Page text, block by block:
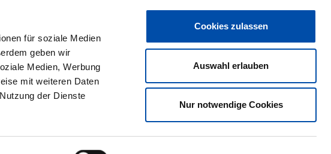
für soziale Medien
geben wir
Medien, Werbung
mit weiteren Daten
der Dienste
Cookies zulassen
Auswahl erlauben
Nur notwendige Cookies
Zahlen, Daten,
Fakten
Gewerbeflächen
Meine Immobilie
Erholen